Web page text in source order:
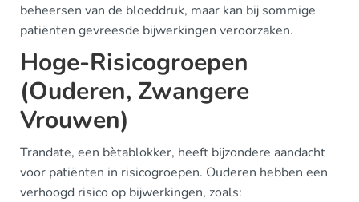
beheersen van de bloeddruk, maar kan bij sommige
patiënten gevreesde bijwerkingen veroorzaken.
Hoge-Risicogroepen
(Ouderen, Zwangere
Vrouwen)
Trandate, een bètablokker, heeft bijzondere aandacht
voor patiënten in risicogroepen. Ouderen hebben een
verhoogd risico op bijwerkingen, zoals: